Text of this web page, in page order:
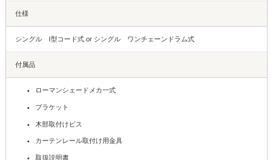
仕様
シングル I型コード式 or シングル ワンチェーンドラム式
付属品
ローマンシェードメカ一式
ブラケット
木部取付けビス
カーテンレール取付け用金具
取扱説明書